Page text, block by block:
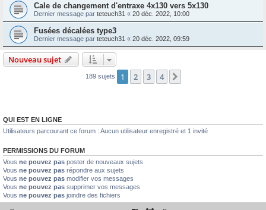
Cale de changement d'entraxe 4x130 vers 5x130
Dernier message par teteuch31 « 20 déc. 2022, 10:00
Fusées décalées type3
Dernier message par teteuch31 « 20 déc. 2022, 09:59
Nouveau sujet
189 sujets 1 2 3 4
QUI EST EN LIGNE
Utilisateurs parcourant ce forum : Aucun utilisateur enregistré et 1 invité
PERMISSIONS DU FORUM
Vous ne pouvez pas poster de nouveaux sujets
Vous ne pouvez pas répondre aux sujets
Vous ne pouvez pas modifier vos messages
Vous ne pouvez pas supprimer vos messages
Vous ne pouvez pas joindre des fichiers